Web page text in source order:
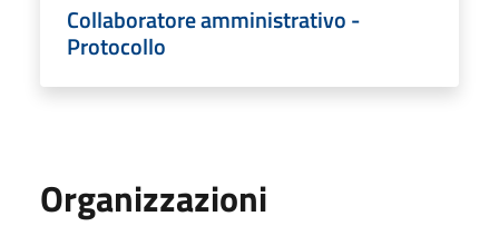
Collaboratore amministrativo -
Protocollo
Organizzazioni